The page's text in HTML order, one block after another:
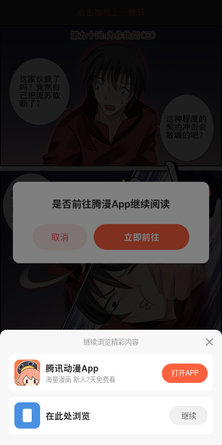
点击加载上一章节
App免费看
下一话 腾漫App免费看
继续浏览精彩内容
腾讯动漫App
海量漫画 新人7天免费看
打开APP
在此处浏览 继续
本章节仅支持App阅读，可打开App新用
户7天免费看
是否前往腾漫App继续阅读
立即前往
取消